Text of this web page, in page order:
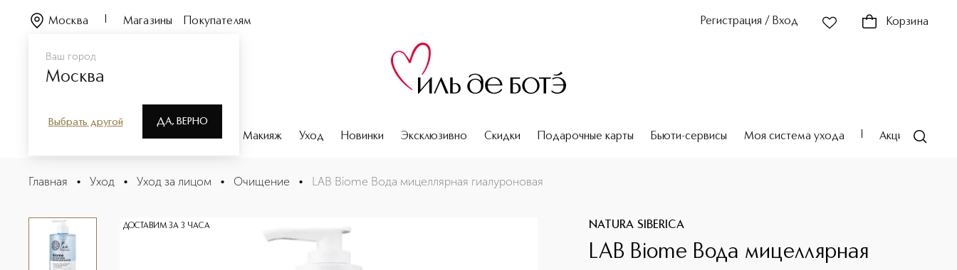
Ваш город
Москва
Выбрать другой ДА, ВЕРНО
Москва Магазины Покупателям Регистрация / Вход Корзина
Парфюмерия Макияж Уход Новинки Эксклюзивно Скидки Подарочные карты Бьюти-сервисы Моя система ухода Акции
LAB Biome Вода мицеллярная гиалуроновая
Описание
Главная • Уход • Уход за лицом • Очищение • LAB Biome Вода мицеллярная гиалуроновая
ДОСТАВИМ ЗА 3 ЧАСА NATURA SIBERICA
LAB Biome Вода мицеллярная